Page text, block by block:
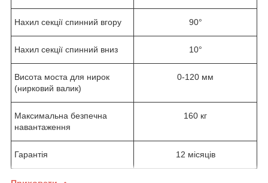
Нахил секції спинний вгору 90°
Нахил секції спинний вниз 10°
Висота моста для нирок
(нирковий валик)
0-120 мм
Максимальна безпечна
навантаження
160 кг
Гарантія 12 місяців